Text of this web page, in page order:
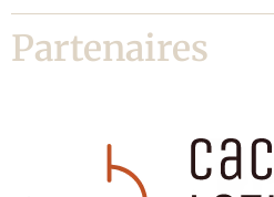
Partenaires